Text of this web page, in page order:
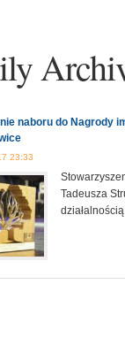
naboru do Nagrody
23:33
Tadeusza